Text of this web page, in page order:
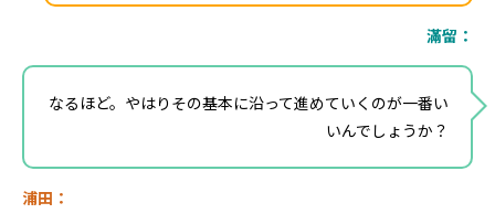
滿留：
なるほど。やはりその基本に沿って進めていくのが一番い
いんでしょうか？
浦田：